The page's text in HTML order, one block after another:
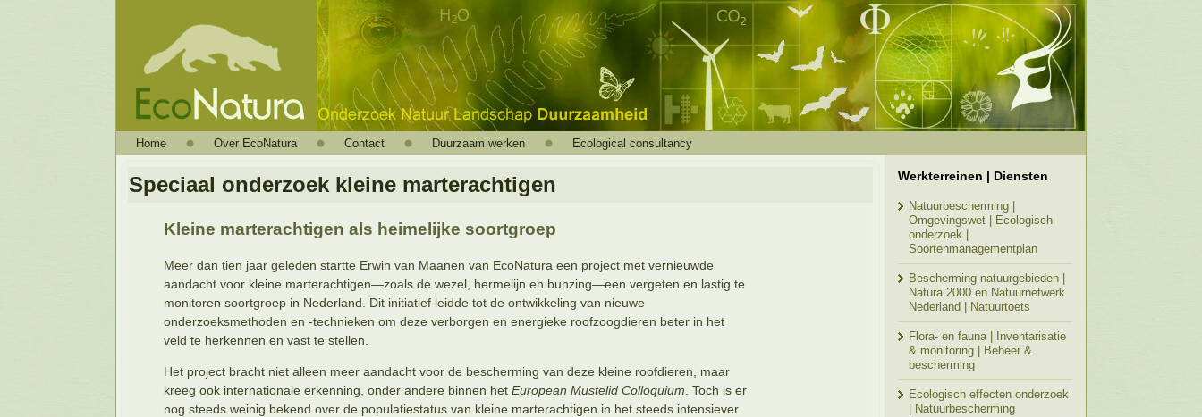
Home Over EcoNatura Contact Duurzaam werken Ecological consultancy
Speciaal onderzoek kleine marterachtigen
Kleine marterachtigen als heimelijke soortgroep
Meer dan tien jaar geleden startte Erwin van Maanen van EcoNatura een project met vernieuwde
aandacht voor kleine marterachtigen—zoals de wezel, hermelijn en bunzing—een vergeten en lastig te
monitoren soortgroep in Nederland. Dit initiatief leidde tot de ontwikkeling van nieuwe
onderzoeksmethoden en -technieken om deze verborgen en energieke roofzoogdieren beter in het
veld te herkennen en vast te stellen.
Het project bracht niet alleen meer aandacht voor de bescherming van deze kleine roofdieren, maar
kreeg ook internationale erkenning, onder andere binnen het European Mustelid Colloquium . Toch is er
nog steeds weinig bekend over de populatiestatus van kleine marterachtigen in het steeds intensiever
Werkterreinen | Diensten
Natuurbescherming |
Omgevingswet | Ecologisch
onderzoek |
Soortenmanagementplan
Bescherming natuurgebieden |
Natura 2000 en Natuurnetwerk
Nederland | Natuurtoets
Flora- en fauna | Inventarisatie
& monitoring | Beheer &
bescherming
Ecologisch effecten onderzoek
| Natuurbescherming